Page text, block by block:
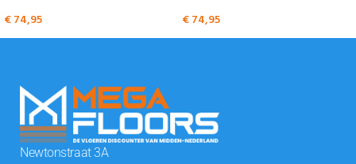
€74,95 €74,95
Newtonstraat 3A